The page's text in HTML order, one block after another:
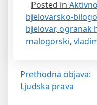
Posted in
bjelovarsko-
bjelovar, ogranak
malogorski,
Navigacija
objava
Prethodna objava:
Ljudska prava